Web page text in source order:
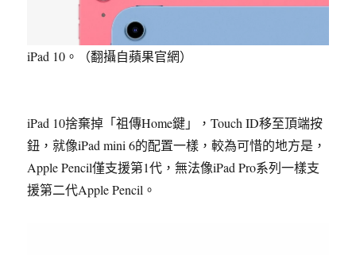
iPad 10。（翻攝自蘋果官網）
iPad 10捨棄掉「祖傳Home鍵」，Touch ID移至頂端按
鈕，就像iPad mini 6的配置一樣，較為可惜的地方是，
Apple Pencil僅支援第1代，無法像iPad Pro系列一樣支
援第二代Apple Pencil。